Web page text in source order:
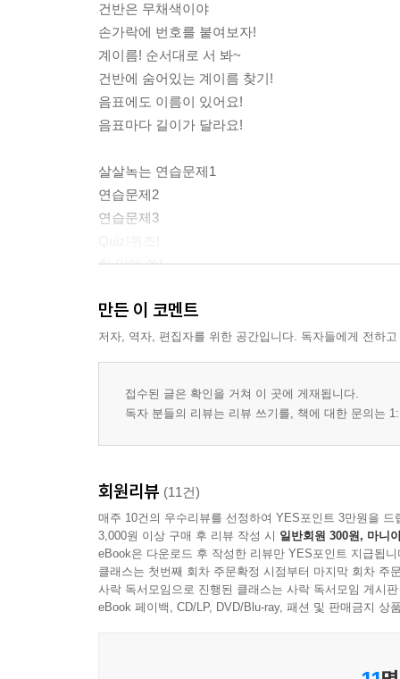
건반은 무채색이야
손가락에 번호를 붙여보자!
계이름! 순서대로 서 봐~
건반에 숨어있는 계이름 찾기!
음표에도 이름이 있어요!
음표마다 길이가 달라요!
살살녹는 연습문제1
연습문제2
연습문제3
한 입에 쏙!
만든 이 코멘트
저자, 역자, 편집자를 위한 공간입니다. 독자들에게 전하
접수된 글은 확인을 거쳐 이 곳에 게재됩니다.
독자 분들의 리뷰는 리뷰 쓰기를, 책에 대한 문의는
회원리뷰 (11건)
매주 10건의 우수리뷰를 선정하여 YES포인트 3만원을 드
3,000원 이상 구매 후 리뷰 작성 시 일반회원 300원, 마니
eBook은 다운로드 후 작성한 리뷰만 YES포인트 지급됩니
클래스는 첫번째 회차 주문확정 시점부터 마지막 회차 주
사락 독서모임으로 진행된 클래스는 사락 독서모임 게시
eBook 페이백, CD/LP, DVD/Blu-ray, 패션 및 판매금지 상